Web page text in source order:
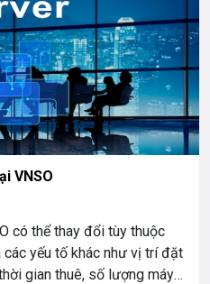
VNSO
có thể thay đổi tùy thuộc
yếu tố khác như vị trí đặt
gian thuê, số lượng máy